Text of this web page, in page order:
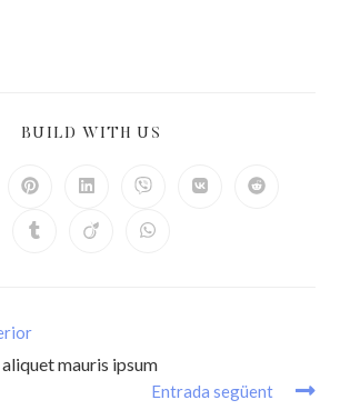
BUILD WITH US
mauris ipsum
Entrada següent